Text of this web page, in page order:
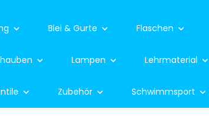
Blei & Gurte Flaschen
Lampen Lehrmaterial
Zubehör Schwimmsport